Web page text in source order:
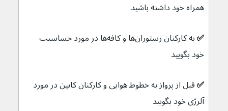
همراه خود داشته باشید
✅
به کارکنان رستوران‌ها و کافه‌ها در مورد حساسیت
خود بگویید
✅ قبل از پرواز به خطوط هوایی و کارکنان کابین در مورد
آلرژی خود بگویید